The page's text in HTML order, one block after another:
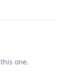
one.